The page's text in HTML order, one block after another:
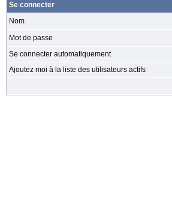
Se connecter
Nom
Mot de passe
Se connecter automatiquement
Ajoutez moi à la liste des utilisateurs actifs